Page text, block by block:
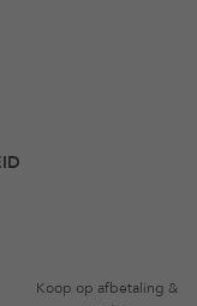
Koop op afbetaling &